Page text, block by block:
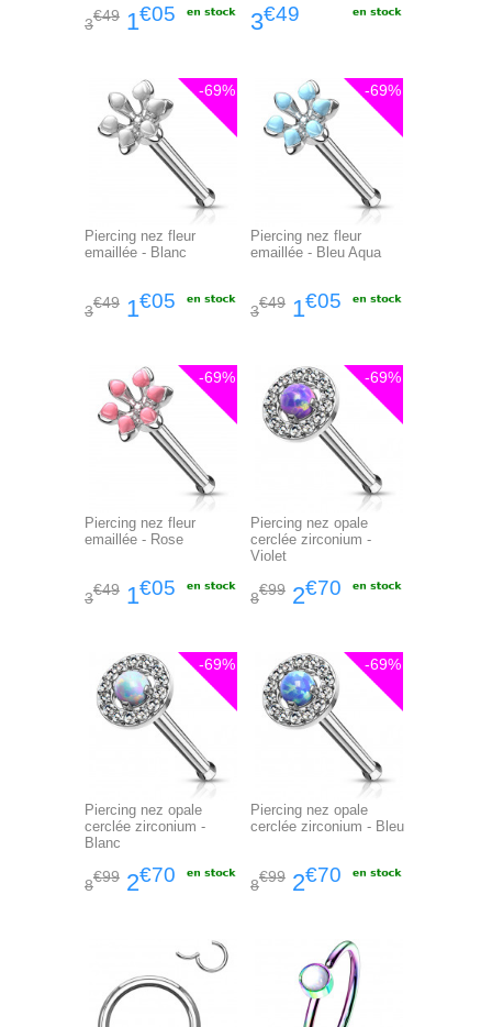
3
€49 1€05 3€49
Piercing nez fleur
emaillée - Blanc
3
€49 1€05
-69%
Piercing nez fleur
emaillée - Bleu Aqua
3
€49 1€05
-69%
Piercing nez fleur
emaillée - Rose
3
€49 1€05
-69%
Piercing nez opale
cerclée zirconium -
Violet
8
€99 2€70
-69%
Piercing nez opale
cerclée zirconium -
Blanc
8
€99 2€70
-69%
Piercing nez opale
cerclée zirconium - Bleu
8
€99 2€70
-69%